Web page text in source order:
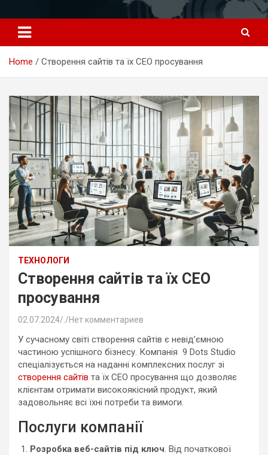
к
содержимому
Home Створення сайтів та їх СЕО просування
ТЕХНОЛОГИ
Створення сайтів та їх СЕО
просування
02.07.2024 Нет комментариев
У сучасному світі створення сайтів є невід’ємною
частиною успішного бізнесу. Компанія 9 Dots Studio
спеціалізується на наданні комплексних послуг зі
створення сайтів та їх СЕО просування що дозволяє
клієнтам отримати високоякісний продукт, який
задовольняє всі їхні потреби та вимоги.
Послуги компанії
Розробка веб-сайтів під ключ. Від початкової